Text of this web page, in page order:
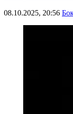
08.10.2025, 20:56